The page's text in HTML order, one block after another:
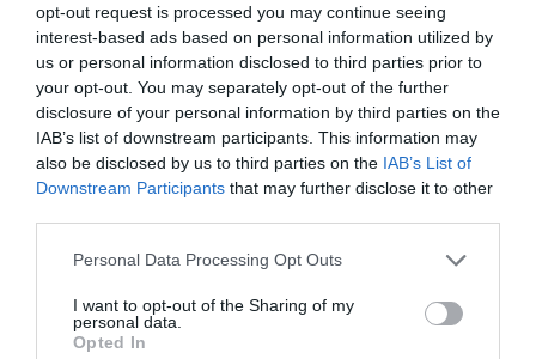
opt-out request is processed you may continue seeing
interest-based ads based on personal information utilized by
us or personal information disclosed to third parties prior to
your opt-out. You may separately opt-out of the further
disclosure of your personal information by third parties on the
IAB’s list of downstream participants. This information may
also be disclosed by us to third parties on the IAB’s List of
Downstream Participants that may further disclose it to other
Personal Data Processing Opt Outs
I want to opt-out of the Sharing of my
personal data.
Opted In
Περίπατος στην ιστορία των
σχολείων της Καλαμάτας
18/04/2026 15:50